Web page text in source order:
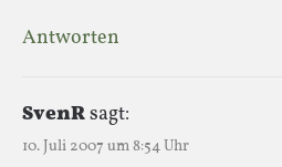
Antworten
SvenRsagt:
10. Juli 2007 um 8:54 Uhr